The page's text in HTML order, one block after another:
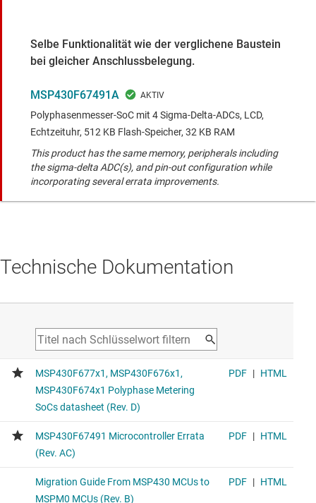
Selbe Funktionalität wie der verglichene Baustein
bei gleicher Anschlussbelegung.
MSP430F67491A
Polyphasenmesser-SoC mit 4 Sigma-Delta-ADCs, LCD,
Echtzeituhr, 512 KB Flash-Speicher, 32 KB RAM
This product has the same memory, peripherals including
the sigma-delta ADC(s), and pin-out configuration while
incorporating several errata improvements.
Technische Dokumentation